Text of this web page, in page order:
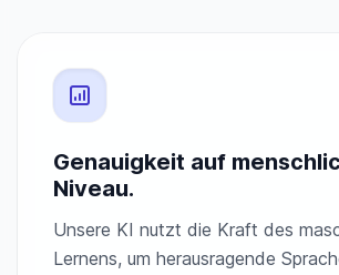
Genauigkeit auf
Niveau.
Unsere KI nutzt die Kraft des
Lernens, um herausragende